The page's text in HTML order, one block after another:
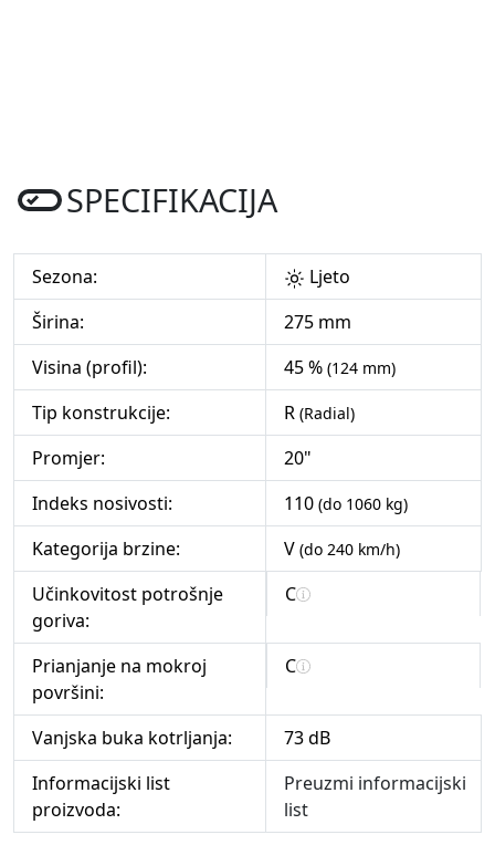
SPECIFIKACIJA
Sezona:
Ljeto
Širina:
275 mm
Visina (profil):
45 % (124 mm)
Tip konstrukcije: R (Radial)
Promjer:
20"
Indeks nosivosti:
110 (do 1060 kg)
Kategorija brzine: V (do 240 km/h)
Učinkovitost potrošnje
goriva:
C
Prianjanje na mokroj
površini:
C
Vanjska buka kotrljanja:
73 dB
Informacijski list
proizvoda:
Preuzmi informacijski
list